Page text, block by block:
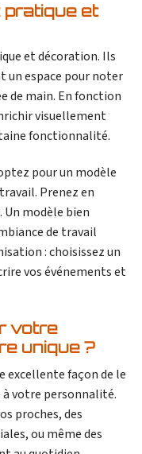
pratique et
et décoration. Ils
un espace pour noter
de main. En fonction
visuellement
fonctionnalité.
pour un modèle
Prenez en
modèle bien
de travail
: choisissez un
vos événements et
votre
unique ?
excellente façon de le
votre personnalité.
proches, des
ou même des